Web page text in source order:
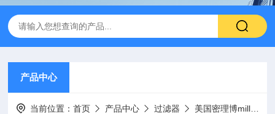
产品中心
当前位置：首页 产品中心 过滤器 美国密理博millipore